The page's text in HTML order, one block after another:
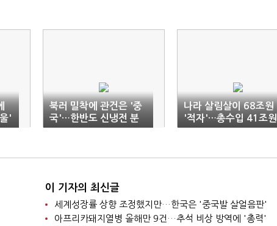
'
북러 밀착에 관건은 '중
국'…한반도 신냉전 분
수령
나라 살림살이 68조원
'적자'…총수입 41조
이 기자의 최신글
세계성장률 상향 조정했지만…한국은 '중국발 살얼음판'
아프리카돼지열병 올해만 9건…추석 비상 방역에 '총력'